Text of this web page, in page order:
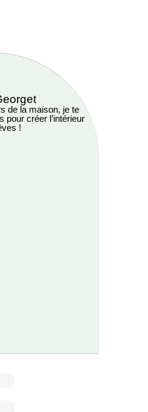
de la maison, je te
pour créer l’intérieur
!